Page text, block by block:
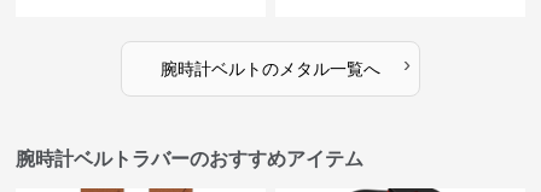
腕時計ベルトのメタル一覧へ ›
腕時計ベルトラバーのおすすめアイテム